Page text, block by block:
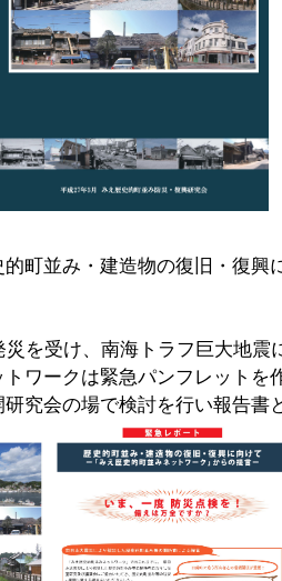
的町並み・建造物の復旧・復
を受け、南海トラフ巨大地震
ワークは緊急パンフレット
究会の場で検討を行い報告